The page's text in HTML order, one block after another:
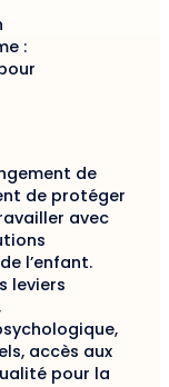
:
de
de protéger
avec
l’enfant.
leviers
accès aux
pour la